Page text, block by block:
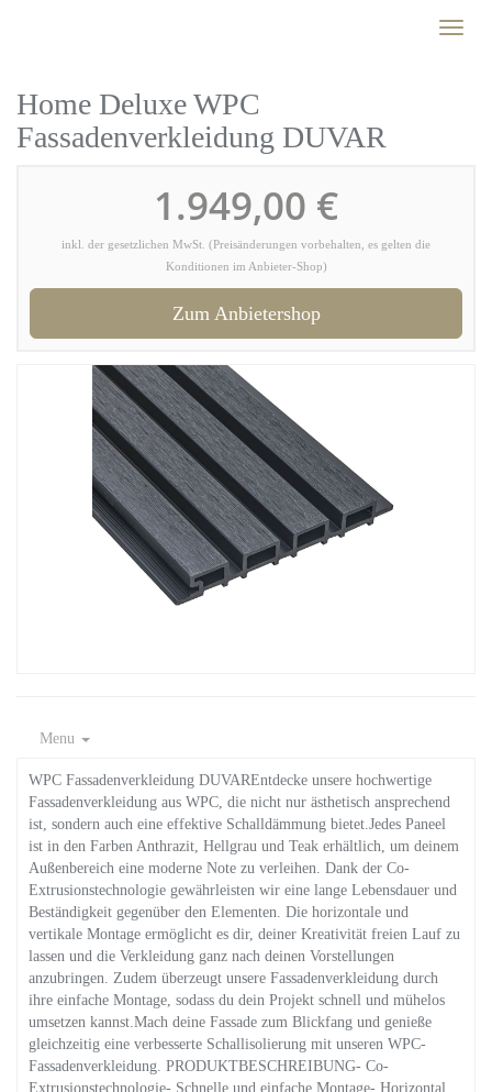
Toggle
Home Deluxe WPC
Fassadenverkleidung DUVAR
1.949,00 €
inkl. der gesetzlichen MwSt. (Preisänderungen vorbehalten, es gelten die
Konditionen im Anbieter-Shop)
Zum Anbietershop
Menu
WPC Fassadenverkleidung DUVAREntdecke unsere hochwertige
Fassadenverkleidung aus WPC, die nicht nur ästhetisch ansprechend
ist, sondern auch eine effektive Schalldämmung bietet.Jedes Paneel
ist in den Farben Anthrazit, Hellgrau und Teak erhältlich, um deinem
Außenbereich eine moderne Note zu verleihen. Dank der Co-
Extrusionstechnologie gewährleisten wir eine lange Lebensdauer und
Beständigkeit gegenüber den Elementen. Die horizontale und
vertikale Montage ermöglicht es dir, deiner Kreativität freien Lauf zu
lassen und die Verkleidung ganz nach deinen Vorstellungen
anzubringen. Zudem überzeugt unsere Fassadenverkleidung durch
ihre einfache Montage, sodass du dein Projekt schnell und mühelos
umsetzen kannst.Mach deine Fassade zum Blickfang und genieße
gleichzeitig eine verbesserte Schallisolierung mit unseren WPC-
Fassadenverkleidung. PRODUKTBESCHREIBUNG- Co-
Extrusionstechnologie- Schnelle und einfache Montage- Horizontal